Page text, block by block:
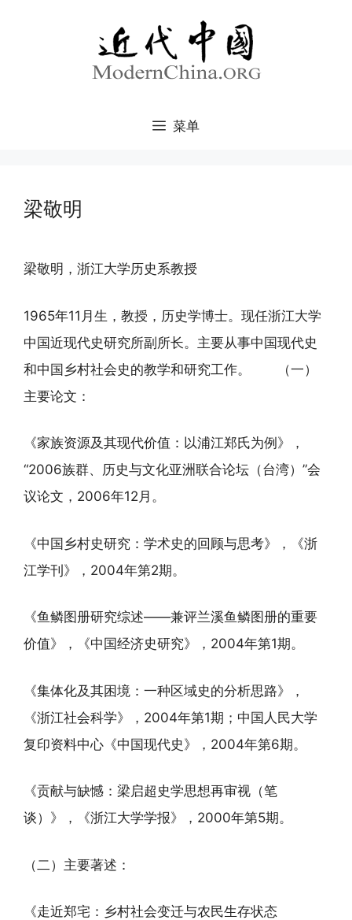
菜单
梁敬明
梁敬明，浙江大学历史系教授
1965年11月生，教授，历史学博士。现任浙江大学
中国近现代史研究所副所长。主要从事中国现代史
和中国乡村社会史的教学和研究工作。 （一）
主要论文：
《家族资源及其现代价值：以浦江郑氏为例》，
“2006族群、历史与文化亚洲联合论坛（台湾）”会
议论文，2006年12月。
《中国乡村史研究：学术史的回顾与思考》，《浙
江学刊》，2004年第2期。
《鱼鳞图册研究综述——兼评兰溪鱼鳞图册的重要
价值》，《中国经济史研究》，2004年第1期。
《集体化及其困境：一种区域史的分析思路》，
《浙江社会科学》，2004年第1期；中国人民大学
复印资料中心《中国现代史》，2004年第6期。
《贡献与缺憾：梁启超史学思想再审视（笔
谈）》，《浙江大学学报》，2000年第5期。
（二）主要著述：
《走近郑宅：乡村社会变迁与农民生存状态